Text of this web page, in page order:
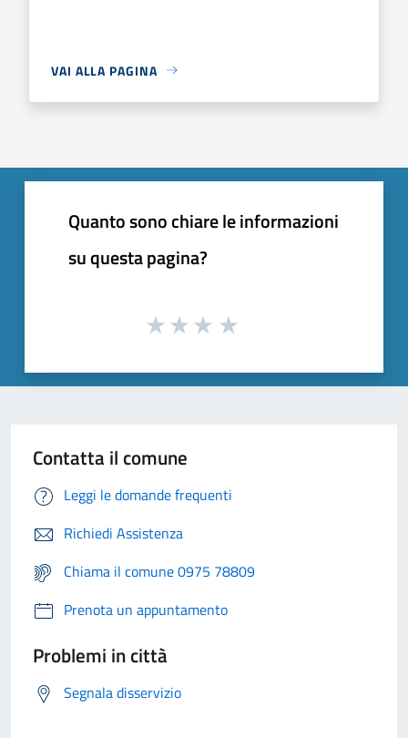
VAI ALLA PAGINA
Quanto sono chiare le informazioni
su questa pagina?
Contatta il comune
Leggi le domande frequenti
Richiedi Assistenza
Chiama il comune 0975 78809
Prenota un appuntamento
Problemi in città
Segnala disservizio